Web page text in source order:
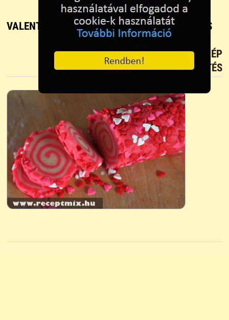
VALENTIN TEKERCS - RECEPT, FŐZÉS ÉS SÜTÉS
TETSZIK?TÖLTS FEL FOTÓT TE IS!ÚJ KÉP
FELTÖLTÉS